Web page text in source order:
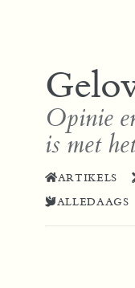
Opinie
is met
ARTIKELS
ALLEDAAGS